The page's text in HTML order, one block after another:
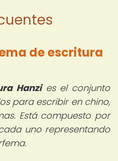
de escritura
Hanzies el conjunto
para escribir en chino,
Está compuesto por
uno representando